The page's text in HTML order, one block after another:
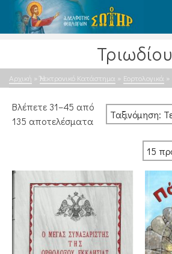
Τριωδίου
Αρχική » Ἠλεκτρονικό Κατάστημα » Εορτολογικά »
Βλέπετε 31–45 από
135 αποτελέσματαSorted